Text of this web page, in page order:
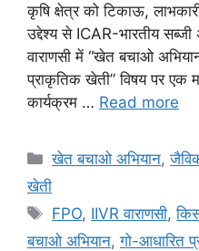
कृषि क्षेत्र को टिकाऊ,
उद्देश्य से ICAR-भारतीय
वाराणसी में “खेत बचाओ
प्राकृतिक खेती” विषय पर एक
कार्यक्रम … Read more
खेत बचाओ अभियान,
खेती
FPO, IIVR वाराणसी,
बचाओ अभियान,गो-आधारित